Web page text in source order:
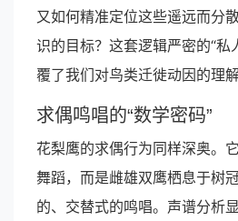
又如何精准定位这些遥远而分
识的目标？这套逻辑严密的“私
覆了我们对鸟类迁徙动因的理解
求偶鸣唱的“数学密码”
花梨鹰的求偶行为同样深奥。
舞蹈，而是雌雄双鹰栖息于树
的、交替式的鸣唱。声谱分析